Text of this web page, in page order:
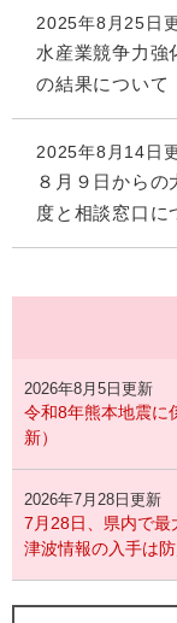
2025年8月25日
水産業競争力強
の結果について
2025年8月14日
８月９日からの
度と相談窓口に
2026年8月5日更新
令和8年熊本地震に
新）
2026年7月28日更新
7月28日、県内で最
津波情報の入手は